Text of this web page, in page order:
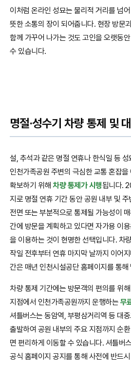
이처럼 온라인 성묘는 물리적 거리를 넘
뜻한 소통의 장이 되어줍니다. 현장 방문
함께 가꾸어 나가는 것도 고인을 오랫동
수 있습니다.
명절·성수기 차량 통제 및
설, 추석과 같은 명절 연휴나 한식일 등
인천가족공원 주변의 극심한 교통 혼잡
확보하기 위해차량 통제가 시행됩니다.
지로 명절 연휴 기간 동안 공원 내부 및 주
전면 또는 부분적으로 통제될 가능성이
간에 방문을 계획하고 있다면 자가용 이
을 이용하는 것이 현명한 선택입니다. 차
작일 전후부터 연휴 마지막 날까지 이어
간은 매년 인천시설공단 홈페이지를 통
차량 통제 기간에는 방문객의 편의를 위
지점에서 인천가족공원까지 운행하는 무
셔틀버스는 동암역, 부평삼거리역 등 대
출발하여 공원 내부의 주요 지점까지 순
면 편리하게 이동할 수 있습니다. 셔틀버
공식 홈페이지 공지를 통해 사전에 반드